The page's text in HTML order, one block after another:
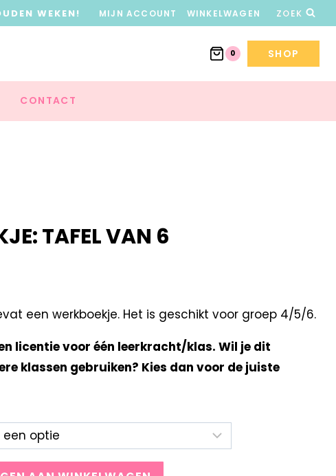
WEKEN! MIJN ACCOUNT WINKELWAGEN ZOEK
0 SHOP
CONTACT
TAFEL VAN 6
een werkboekje. Het is geschikt voor groep 4/5/6.
licentie voor één leerkracht/klas. Wil je dit
klassen gebruiken? Kies dan voor de juiste